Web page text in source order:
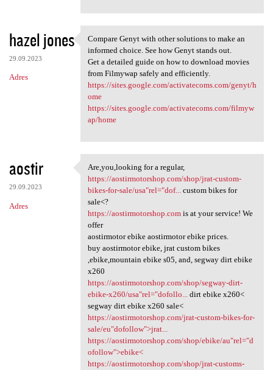
hazel jones
29.09.2023
Adres
Compare Genyt with other
Compare Genyt with other solutions to make an
informed choice. See how Genyt stands out.
Get a detailed guide on how to download movies
from Filmywap safely and efficiently.
https://sites.google.com/activatecoms.com/genyt/h
ome
https://sites.google.com/activatecoms.com/filmyw
ap/home
aostir
29.09.2023
Adres
Are,you,looking for a regular
Are,you,looking for a regular,
https://aostirmotorshop.com/shop/jrat-custom-
bikes-for-sale/usa"rel="dof...custom bikes for
sale<?
https://aostirmotorshop.comis at your service! We
offer
aostirmotor ebike aostirmotor ebike prices.
buy aostirmotor ebike, jrat custom bikes
,ebike,mountain ebike s05, and, segway dirt ebike
x260
https://aostirmotorshop.com/shop/segway-dirt-
ebike-x260/usa"rel="dofollo...dirt ebike x260<
segway dirt ebike x260 sale<
https://aostirmotorshop.com/jrat-custom-bikes-for-
sale/eu"dofollow">jrat...
https://aostirmotorshop.com/shop/ebike/au"rel="d
ofollow">ebike<
https://aostirmotorshop.com/shop/jrat-customs-